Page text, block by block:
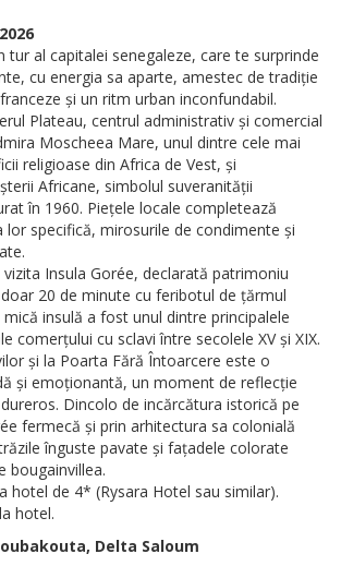
tur al capitalei senegaleze, care te surprinde
cu energia sa aparte, amestec de tradiție
și un ritm urban inconfundabil.
Plateau, centrul administrativ și comercial
Moscheea Mare, unul dintre cele mai
religioase din Africa de Vest, și
Africane, simbolul suveranității
în 1960. Piețele locale completează
lor specifică, mirosurile de condimente și
Insula Gorée, declarată patrimoniu
20 de minute cu feribotul de țărmul
insulă a fost unul dintre principalele
comerțului cu sclavi între secolele XV și XIX.
și la Poarta Fără Întoarcere este o
și emoționantă, un moment de reflecție
Dincolo de incărcătura istorică pe
fermecă și prin arhitectura sa colonială
înguste pavate și fațadele colorate
bougainvillea.
hotel de 4* (Rysara Hotel sau similar).
hotel.
Delta Saloum